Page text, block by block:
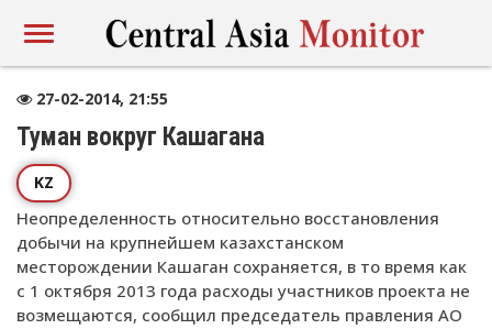
27-02-2014, 21:55
Туман вокруг Кашагана
KZ
Неопределенность относительно восстановления
добычи на крупнейшем казахстанском
месторождении Кашаган сохраняется, в то время как
с 1 октября 2013 года расходы участников проекта не
возмещаются, сообщил председатель правления АО